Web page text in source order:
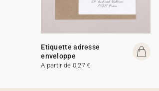
Etiquette adresse
enveloppe
A partir de 0,27 €